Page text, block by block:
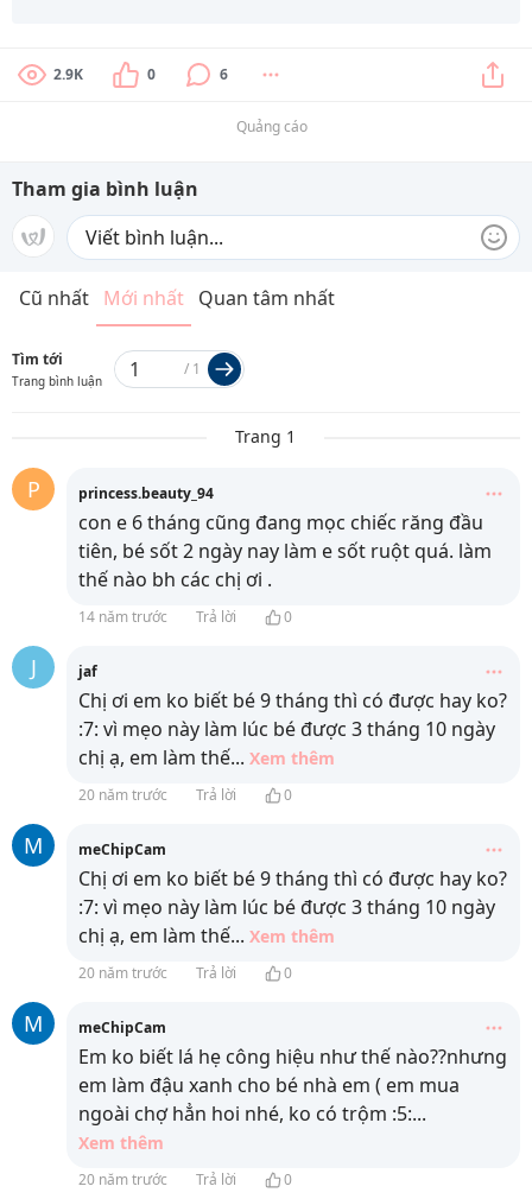
2.9K 0 6
Quảng cáo
Tham gia bình luận
Cũ nhất Mới nhất Quan tâm nhất
Tìm tới
Trang bình luận
/ 1
Trang 1
P princess.beauty_94
con e 6 tháng cũng đang mọc chiếc răng đầu
tiên, bé sốt 2 ngày nay làm e sốt ruột quá. làm
thế nào bh các chị ơi .
14 năm trước Trả lời 0
J jaf
Chị ơi em ko biết bé 9 tháng thì có được hay ko?
:7: vì mẹo này làm lúc bé được 3 tháng 10 ngày
chị ạ, em làm thế... Xem thêm
20 năm trước Trả lời 0
M meChipCam
Chị ơi em ko biết bé 9 tháng thì có được hay ko?
:7: vì mẹo này làm lúc bé được 3 tháng 10 ngày
chị ạ, em làm thế... Xem thêm
20 năm trước Trả lời 0
M meChipCam
Em ko biết lá hẹ công hiệu như thế nào??nhưng
em làm đậu xanh cho bé nhà em ( em mua
ngoài chợ hẳn hoi nhé, ko có trộm :5:...
Xem thêm
20 năm trước Trả lời 0